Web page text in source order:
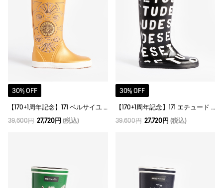
30% OFF
【170+1周年記念】171 ベルサイユ ラバーブーツ
39,600円 27,720円 (税込)
30% OFF
【170+1周年記念】171 エチュード ラバーブーツ
39,600円 27,720円 (税込)